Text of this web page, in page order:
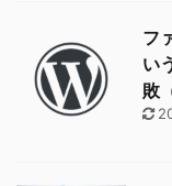
フ
い
敗